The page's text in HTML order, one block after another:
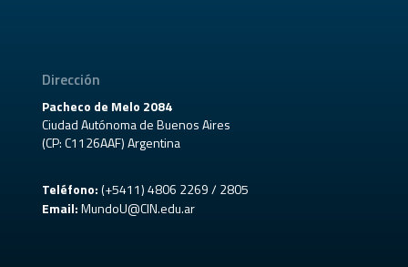
Dirección
Pacheco de Melo 2084
Ciudad Autónoma de Buenos Aires
(CP: C1126AAF) Argentina
Teléfono:(+5411) 4806 2269 / 2805
Email: MundoU@CIN.edu.ar